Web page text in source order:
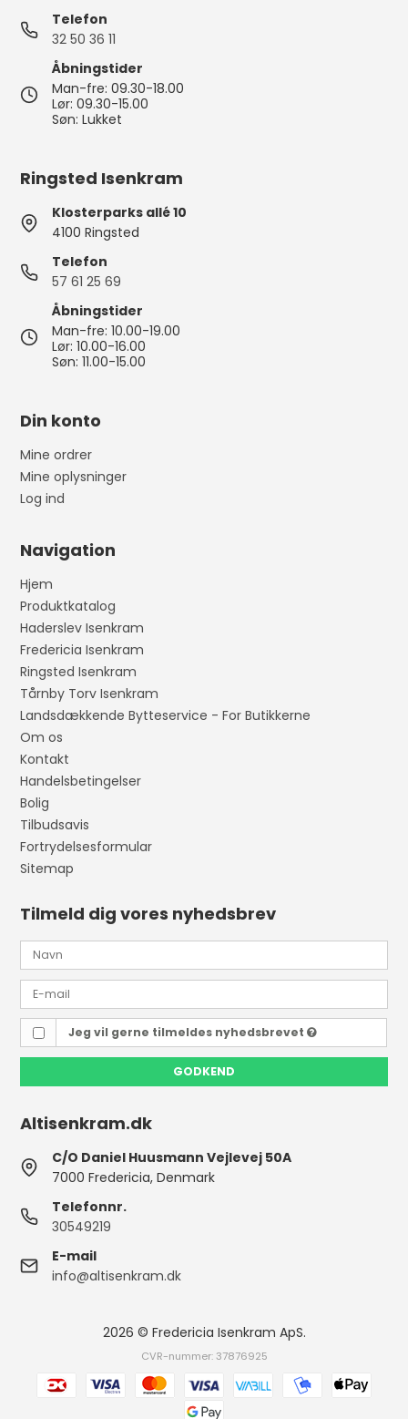
Telefon
32 50 36 11
Åbningstider
Man-fre: 09.30-18.00
Lør: 09.30-15.00
Søn: Lukket
Ringsted Isenkram
Klosterparks allé 10
4100 Ringsted
Telefon
57 61 25 69
Åbningstider
Man-fre: 10.00-19.00
Lør: 10.00-16.00
Søn: 11.00-15.00
Din konto
Mine ordrer
Mine oplysninger
Log ind
Navigation
Hjem
Produktkatalog
Haderslev Isenkram
Fredericia Isenkram
Ringsted Isenkram
Tårnby Torv Isenkram
Landsdækkende Bytteservice - For Butikkerne
Om os
Kontakt
Handelsbetingelser
Bolig
Tilbudsavis
Fortrydelsesformular
Sitemap
Tilmeld dig vores nyhedsbrev
Jeg vil gerne tilmeldes nyhedsbrevet
GODKEND
Altisenkram.dk
C/O Daniel Huusmann Vejlevej 50A
7000 Fredericia, Denmark
Telefonnr.
30549219
E-mail
info@altisenkram.dk
2026 © Fredericia Isenkram ApS.
CVR-nummer: 37876925